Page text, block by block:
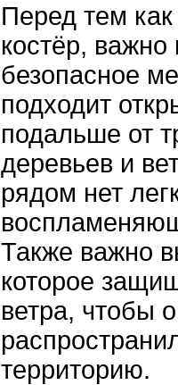
Перед тем как
костёр, важно
безопасное
подходит
подальше от
деревьев и
рядом нет
Также важно
которое
ветра, чтобы
территорию.